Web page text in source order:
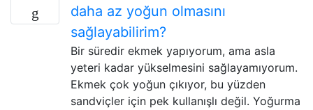
daha az yoğun olmasını
sağlayabilirim?
Bir süredir ekmek yapıyorum, ama asla
yeteri kadar yükselmesini sağlayamıyorum.
Ekmek çok yoğun çıkıyor, bu yüzden
sandviçler için pek kullanışlı değil. Yoğurma